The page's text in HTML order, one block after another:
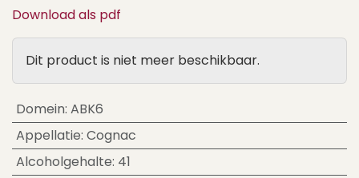
Download als pdf
Dit product is niet meer beschikbaar.
Domein: ABK6
Appellatie: Cognac
Alcoholgehalte: 41